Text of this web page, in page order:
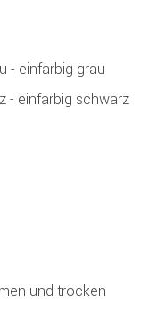
- einfarbig grau
- einfarbig schwarz
und trocken